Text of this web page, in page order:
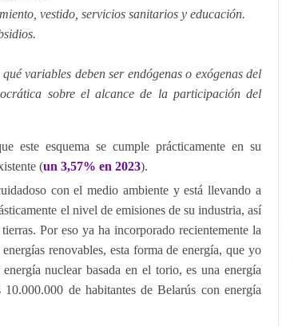
vestido, servicios sanitarios y educación.
variables deben ser endógenas o exógenas del
sobre el alcance de la participación del
este esquema se cumple prácticamente en su
(un 3,57% en 2023).
con el medio ambiente y está llevando a
el nivel de emisiones de su industria, así
Por eso ya ha incorporado recientemente la
renovables, esta forma de energía, que yo
nuclear basada en el torio, es una energía
de habitantes de Belarús con energía